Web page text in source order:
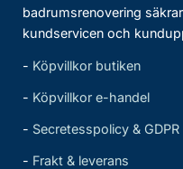
badrumsrenovering
kundservicen och
- Köpvillkor butiken
- Köpvillkor e-handel
- Secretesspolicy & GDPR
- Frakt & leverans